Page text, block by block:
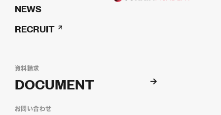
NEWS
RECRUIT
資料請求
DOCUMENT
お問い合わせ